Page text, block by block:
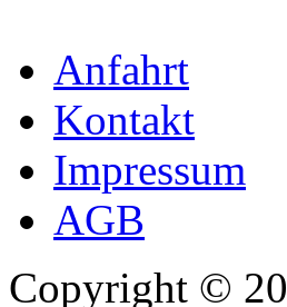
Anfahrt
Kontakt
Impressum
AGB
Copyright ©